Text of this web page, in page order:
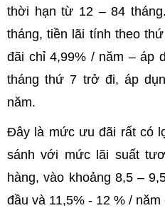
thời hạn từ 12 – 84
tháng, tiền lãi tính theo
đãi chỉ 4,99% / năm – áp
tháng thứ 7 trở đi, áp
năm.
Đây là mức ưu đãi rất có
sánh với mức lãi suất
hàng, vào khoảng 8,5 –
đầu và 11,5% - 12 % /